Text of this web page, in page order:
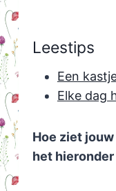
Leestips
Een
Elke dag
Hoe ziet
het